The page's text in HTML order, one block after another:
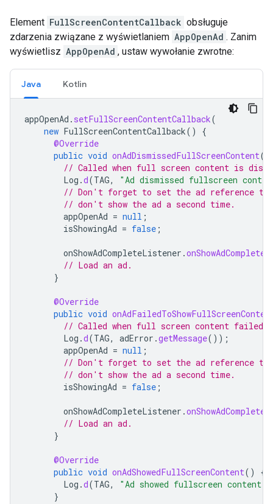
Element FullScreenContentCallback obsługuje
zdarzenia związane z wyświetlaniem AppOpenAd . Zanim
wyświetlisz AppOpenAd , ustaw wywołanie zwrotne:
Java Kotlin
appOpenAd . setFullScreenContentCallback(
new FullScreenContentCallback()
{
@Override
public void onAdDismissedFullScreenContent()
// Called when full screen content is
Log .d(TAG,
"Ad dismissed fullscreen
// Don't forget to set the ad reference to
// don't show the ad a second time.
appOpenAd = null ;
isShowingAd = false ;
onShowAdCompleteListener .onShowAdComplete
// Load an ad.
}
@Override
public void
// Called when full screen content failed
Log .d(TAG, adError .getMessage());
appOpenAd = null ;
// Don't forget to set the ad reference to
// don't show the ad a second time.
isShowingAd = false ;
onShowAdCompleteListener .onShowAdComplete
// Load an ad.
}
@Override
public void onAdShowedFullScreenContent()
{
Log .d(TAG, "Ad showed fullscreen content."
}